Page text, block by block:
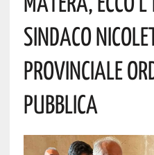
Sindaco
Provinciale
Pubblica